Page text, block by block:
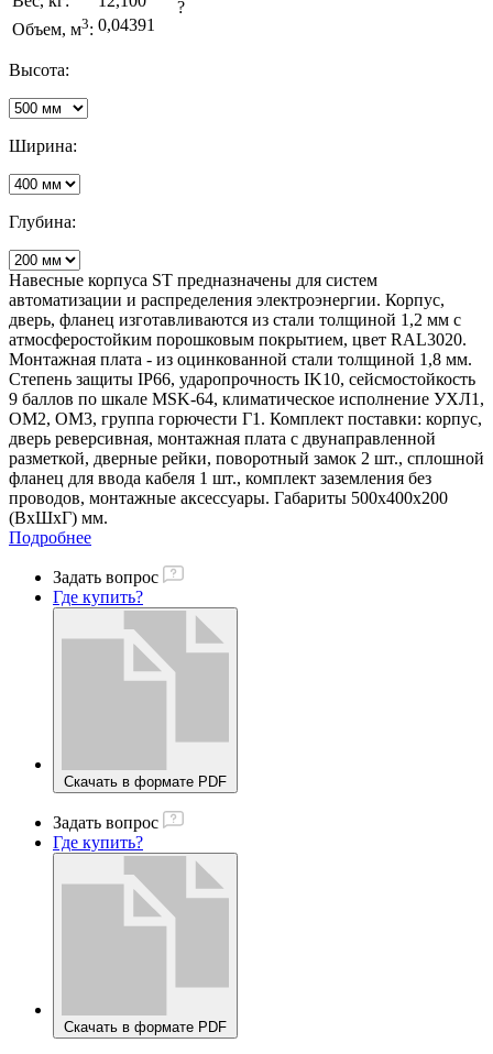
Объем, м3: 0,04391
?
Высота:
Ширина:
Глубина:
Навесные корпуса ST предназначены для систем
автоматизации и распределения электроэнергии. Корпус,
дверь, фланец изготавливаются из стали толщиной 1,2 мм с
атмосферостойким порошковым покрытием, цвет RAL3020.
Монтажная плата - из оцинкованной стали толщиной 1,8 мм.
Степень защиты IP66, ударопрочность IK10, сейсмостойкость
9 баллов по шкале MSK-64, климатическое исполнение УХЛ1,
ОМ2, ОМ3, группа горючести Г1. Комплект поставки: корпус,
дверь реверсивная, монтажная плата с двунаправленной
разметкой, дверные рейки, поворотный замок 2 шт., сплошной
фланец для ввода кабеля 1 шт., комплект заземления без
проводов, монтажные аксессуары. Габариты 500x400x200
(ВхШхГ) мм.
Подробнее
Задать вопрос
Где купить?
Скачать в формате PDF
Задать вопрос
Где купить?
Скачать в формате PDF